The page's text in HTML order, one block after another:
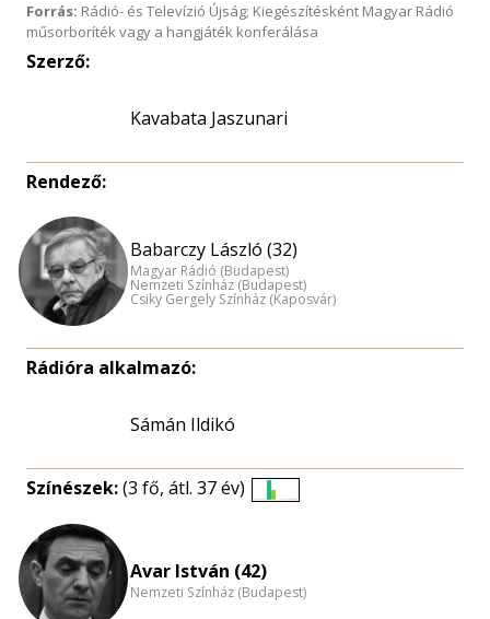
Forrás: Rádió- és Televízió Újság; Kiegészítésként Magyar Rádió
műsorboríték vagy a hangjáték konferálása
Szerző:
Kavabata Jaszunari
Rendező:
Babarczy László (32)
Magyar Rádió (Budapest)
Nemzeti Színház (Budapest)
Csiky Gergely Színház (Kaposvár)
Rádióra alkalmazó:
Sámán Ildikó
Színészek:(3 fő, átl. 37 év)
Avar István (42)
Nemzeti Színház (Budapest)